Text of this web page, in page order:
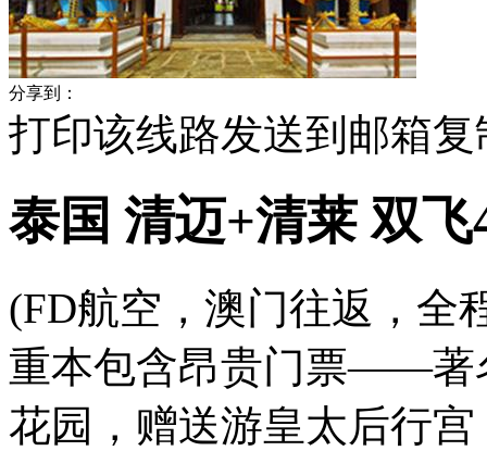
分享到：
打印该线路发送到邮箱复
泰国 清迈+清莱 双
(FD航空，澳门往返，全
重本包含昂贵门票——著
花园，赠送游皇太后行宫